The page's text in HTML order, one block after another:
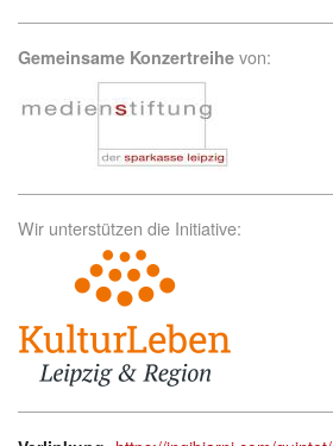
Gemeinsame Konzertreihe von:
Wir unterstützen die Initiative: